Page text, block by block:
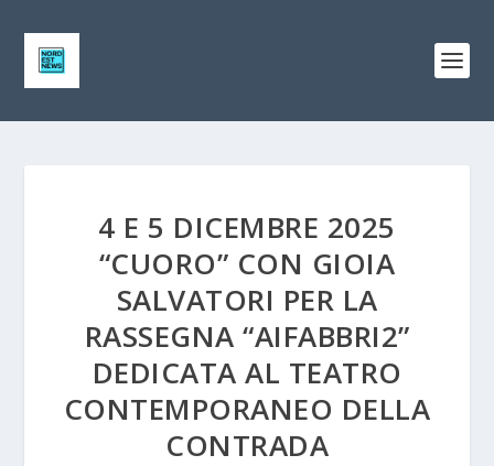
4 E 5 DICEMBRE 2025
“CUORO” CON GIOIA
SALVATORI PER LA
RASSEGNA “AIFABBRI2”
DEDICATA AL TEATRO
CONTEMPORANEO DELLA
CONTRADA